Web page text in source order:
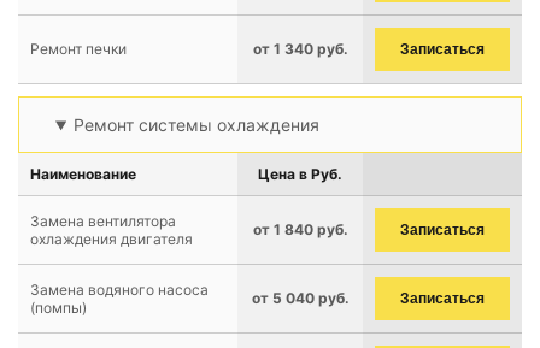
Ремонт печки от 1 340 руб. Записаться
Ремонт системы охлаждения
Наименование Цена в Руб.
Замена вентилятора
охлаждения двигателя
от 1 840 руб. Записаться
Замена водяного насоса
(помпы)
от 5 040 руб. Записаться